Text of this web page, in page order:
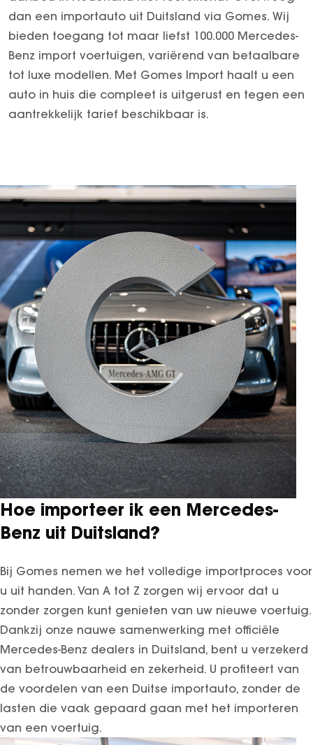
EQA
EQB
EQE SUV
EQS
GLA
GLC
GLC Coupé
GLE
GLE Coupé
GLS
GT Coupé
S-Klasse
SL
smart
smart #1
smart #3
smart #5
VOYAH
Dream
Dongfeng
Box
BYD
SEAL
SEAL U
SEAL U DM-I
BYD SEAL 6 DM-I
SEAL 6 DM-I TOURING
SEALION 7
DOLPHIN SURF
Econic
eEconic
Fuso Canter
Fuso eCanter
Garantie verlengen
Gomes Select
Trucks
dan een importauto uit Duitsland via Gomes. Wij
bieden toegang tot maar liefst 100.000 Mercedes-
Benz import voertuigen, variërend van betaalbare
tot luxe modellen. Met Gomes Import haalt u een
auto in huis die compleet is uitgerust en tegen een
aantrekkelijk tarief beschikbaar is.
Hoe importeer ik een Mercedes-
Benz uit Duitsland?
Bij Gomes nemen we het volledige importproces voor
u uit handen. Van A tot Z zorgen wij ervoor dat u
zonder zorgen kunt genieten van uw nieuwe voertuig.
Dankzij onze nauwe samenwerking met officiële
Mercedes-Benz dealers in Duitsland, bent u verzekerd
van betrouwbaarheid en zekerheid. U profiteert van
de voordelen van een Duitse importauto, zonder de
lasten die vaak gepaard gaan met het importeren
van een voertuig.